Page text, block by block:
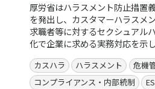
厚労省はハラスメント防止措置
を発出し、カスタマーハラスメ
求職者等に対するセクシュアル
化で企業に求める実務対応を示し
カスハラ ハラスメント
危機
コンプライアンス・内部統制